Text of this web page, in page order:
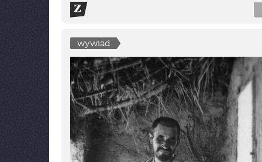
wywiad